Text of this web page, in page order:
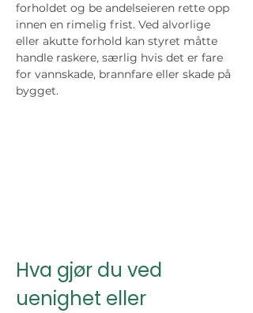
forholdet og be andelseieren rette opp
innen en rimelig frist. Ved alvorlige
eller akutte forhold kan styret måtte
handle raskere, særlig hvis det er fare
for vannskade, brannfare eller skade på
bygget.
Hva gjør du ved
uenighet eller